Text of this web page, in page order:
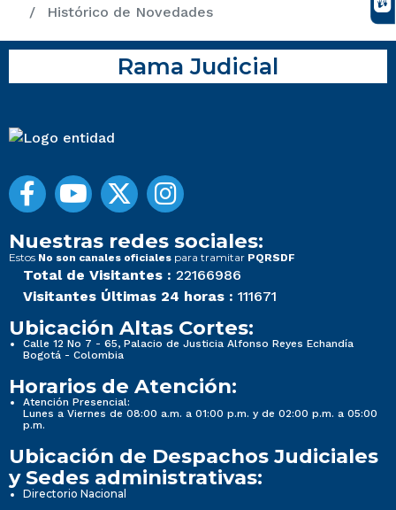
Histórico de Novedades
Rama Judicial
Nuestras redes sociales:
Estos No son canales oficiales para tramitar PQRSDF
Total de Visitantes : 22166986
Visitantes Últimas 24 horas : 111671
Ubicación Altas Cortes:
Calle 12 No 7 - 65, Palacio de Justicia Alfonso Reyes Echandía
Bogotá - Colombia
Horarios de Atención:
Atención Presencial:
Lunes a Viernes de 08:00 a.m. a 01:00 p.m. y de 02:00 p.m. a 05:00
p.m.
Ubicación de Despachos Judiciales
y Sedes administrativas:
Directorio Nacional